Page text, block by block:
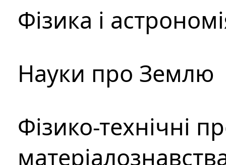
Фізика і
Науки про Землю
Фізико-технічні